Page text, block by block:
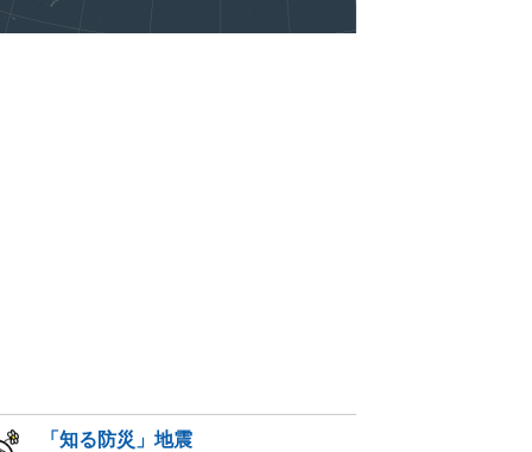
「知る防災」地震